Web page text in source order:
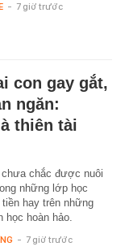
- 7 giờ trước
con gay gắt,
ngăn:
thiên tài
chưa chắc được nuôi
những lớp học
hay trên những
học hoàn hảo.
- 7 giờ trước